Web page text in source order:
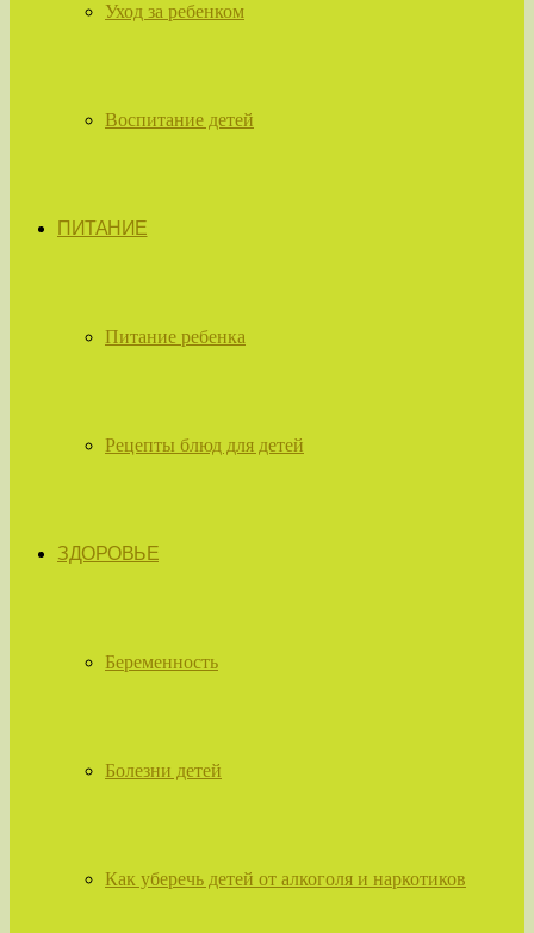
Уход за ребенком
Воспитание детей
ПИТАНИЕ
Питание ребенка
Рецепты блюд для детей
ЗДОРОВЬЕ
Беременность
Болезни детей
Как уберечь детей от алкоголя и наркотиков